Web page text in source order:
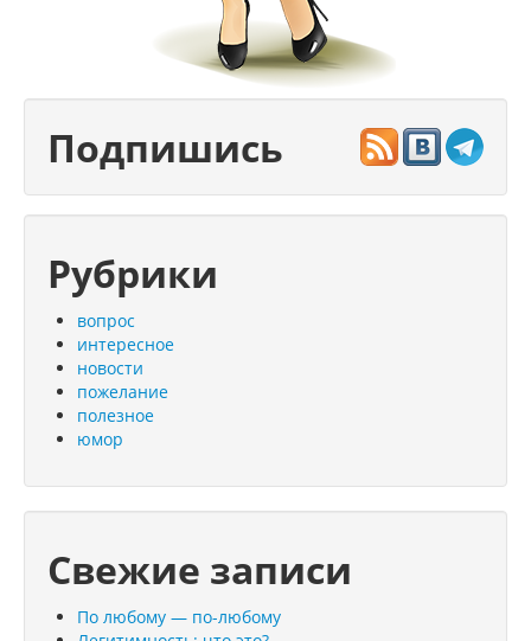
Подпишись
Рубрики
вопрос
интересное
новости
пожелание
полезное
юмор
Свежие записи
По любому — по-любому